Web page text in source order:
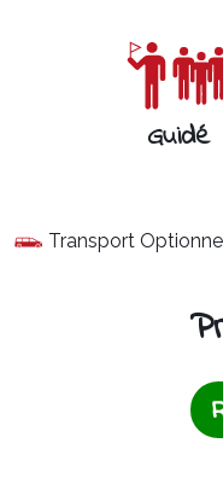
Guidé
Transport